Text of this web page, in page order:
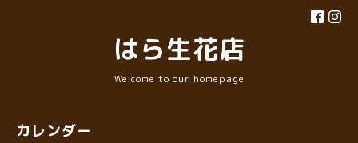
はら生花店
Welcome to our homepage
カレンダー